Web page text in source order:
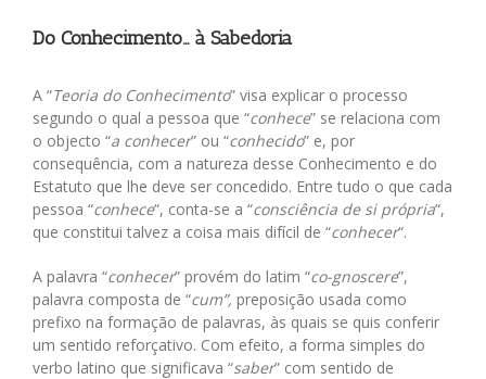
Image
Do Conhecimento… à Sabedoria
A “Teoria do Conhecimento” visa explicar o processo
segundo o qual a pessoa que “conhece” se relaciona com
o objecto “a conhecer” ou “conhecido” e, por
consequência, com a natureza desse Conhecimento e do
Estatuto que lhe deve ser concedido. Entre tudo o que cada
pessoa “conhece“, conta-se a “consciência de si própria“,
que constitui talvez a coisa mais difícil de “conhecer“.
A palavra “conhecer” provém do latim “co-gnoscere”,
palavra composta de “cum”, preposição usada como
prefixo na formação de palavras, às quais se quis conferir
um sentido reforçativo. Com efeito, a forma simples do
verbo latino que significava “saber” com sentido de